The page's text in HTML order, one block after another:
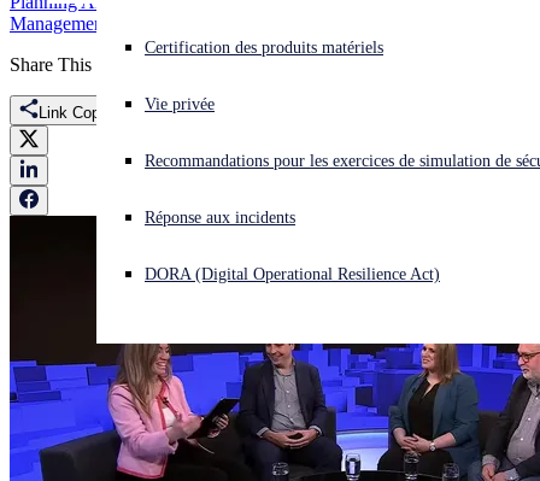
Vous subissez une cyberattaque ? Obtenez une aide immédiate.
Se connecter
Open search
Français Open language switcher
Certification des produits matériels
Vie privée
Recommandations pour les exercices de simulation de
Réponse aux incidents
DORA (Digital Operational Resilience Act)
Management
Share This
Link Copied